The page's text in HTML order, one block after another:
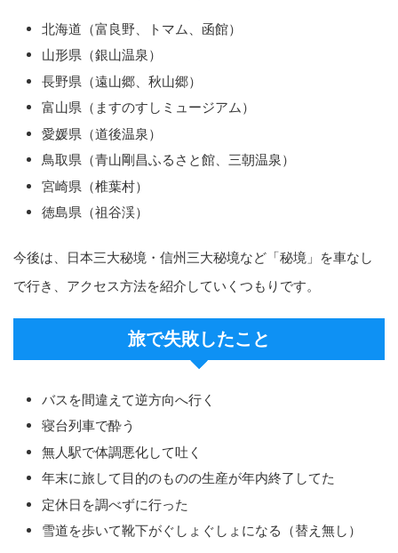
北海道（富良野、トマム、函館）
山形県（銀山温泉）
長野県（遠山郷、秋山郷）
富山県（ますのすしミュージアム）
愛媛県（道後温泉）
鳥取県（青山剛昌ふるさと館、三朝温泉）
宮崎県（椎葉村）
徳島県（祖谷渓）
今後は、日本三大秘境・信州三大秘境など「秘境」を車なし
で行き、アクセス方法を紹介していくつもりです。
旅で失敗したこと
バスを間違えて逆方向へ行く
寝台列車で酔う
無人駅で体調悪化して吐く
年末に旅して目的のものの生産が年内終了してた
定休日を調べずに行った
雪道を歩いて靴下がぐしょぐしょになる（替え無し）